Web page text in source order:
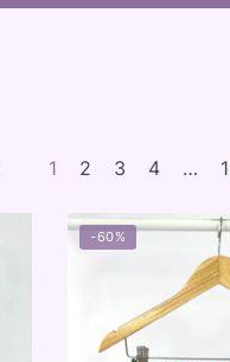
1 2 3 4 …
-60%